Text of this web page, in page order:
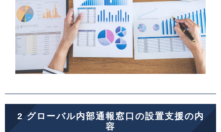
2 グローバル内部通報窓口の設置支援の内
容